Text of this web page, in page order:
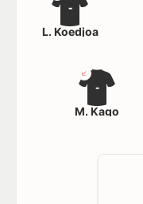
-
M. Kago
-
L. Koedjoa